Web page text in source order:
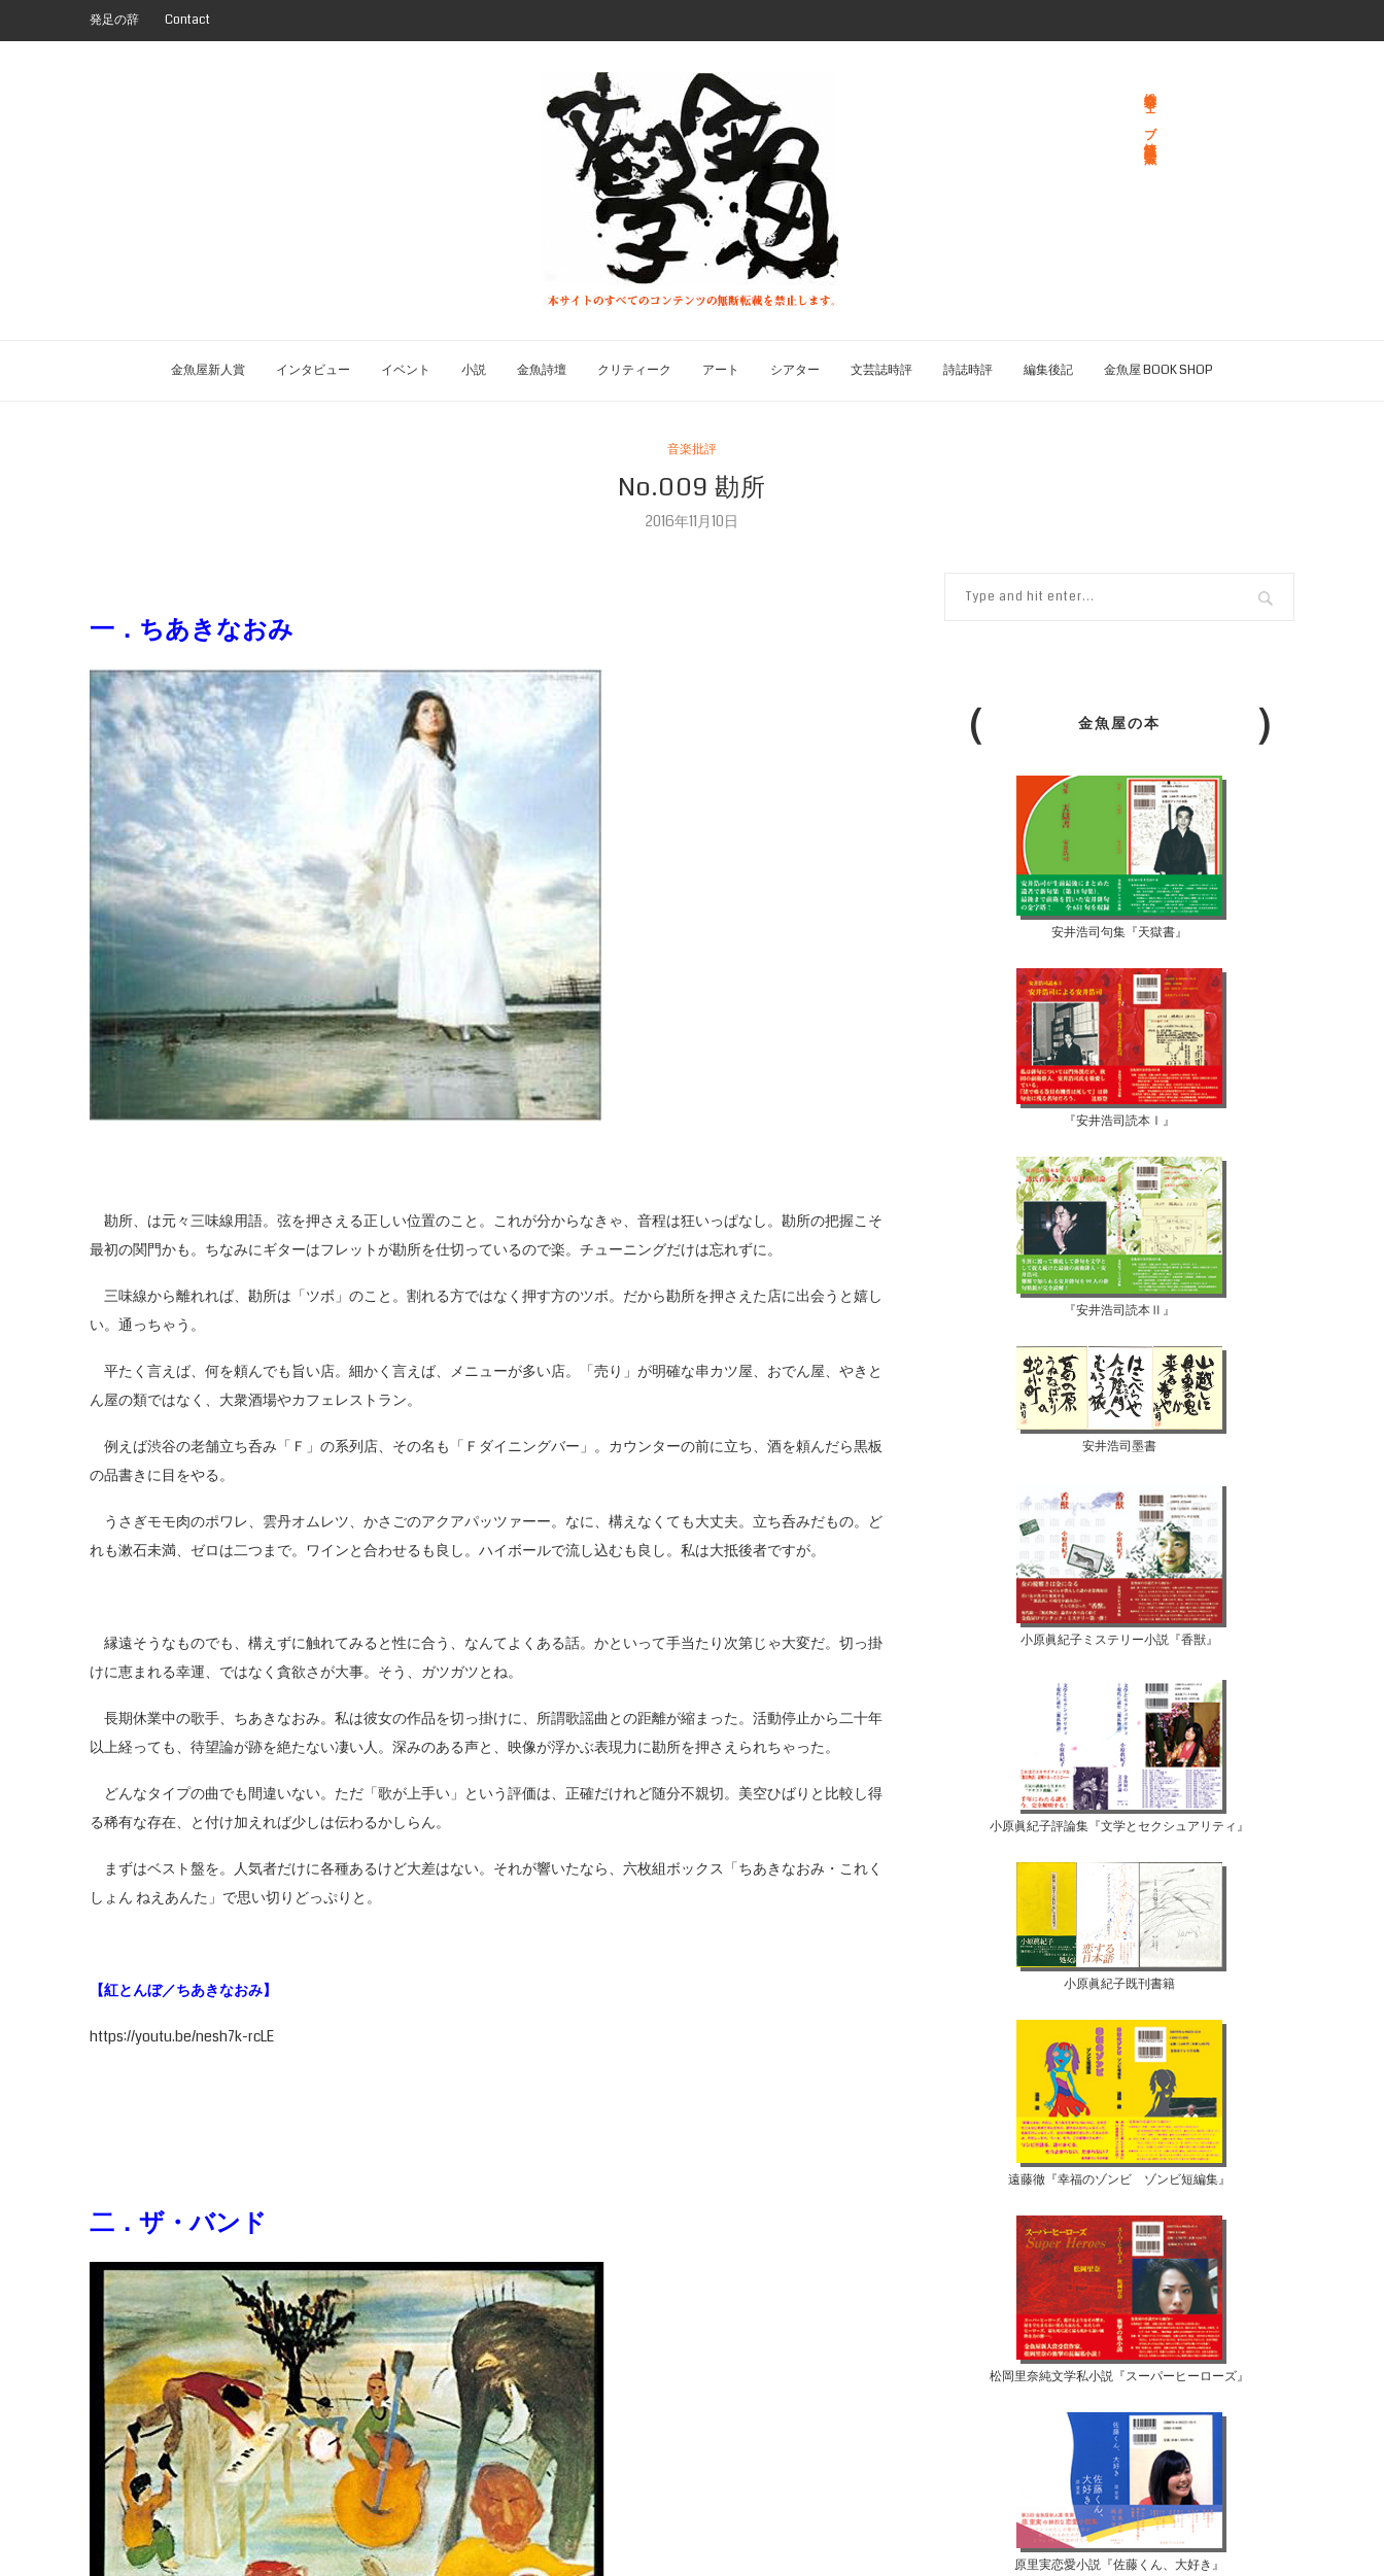
発足の辞 Contact
総合文学ウェブ情報誌 文学金魚
金魚屋新人賞 インタビュー イベント 小説 金魚詩壇 クリティーク アート シアター 文芸誌時評 詩誌時評 編集後記 金魚屋 BOOK SHOP
音楽批評
No.009 勘所
2016年11月10日
一．ちあきなおみ
勘所、は元々三味線用語。弦を押さえる正しい位置のこと。これが分からなきゃ、音程は狂いっぱなし。勘所の把握こそ
最初の関門かも。ちなみにギターはフレットが勘所を仕切っているので楽。チューニングだけは忘れずに。
三味線から離れれば、勘所は「ツボ」のこと。割れる方ではなく押す方のツボ。だから勘所を押さえた店に出会うと嬉し
い。通っちゃう。
平たく言えば、何を頼んでも旨い店。細かく言えば、メニューが多い店。「売り」が明確な串カツ屋、おでん屋、やきと
ん屋の類ではなく、大衆酒場やカフェレストラン。
例えば渋谷の老舗立ち呑み「Ｆ」の系列店、その名も「Ｆダイニングバー」。カウンターの前に立ち、酒を頼んだら黒板
の品書きに目をやる。
うさぎモモ肉のポワレ、雲丹オムレツ、かさごのアクアパッツァーー。なに、構えなくても大丈夫。立ち呑みだもの。ど
れも漱石未満、ゼロは二つまで。ワインと合わせるも良し。ハイボールで流し込むも良し。私は大抵後者ですが。
縁遠そうなものでも、構えずに触れてみると性に合う、なんてよくある話。かといって手当たり次第じゃ大変だ。切っ掛
けに恵まれる幸運、ではなく貪欲さが大事。そう、ガツガツとね。
長期休業中の歌手、ちあきなおみ。私は彼女の作品を切っ掛けに、所謂歌謡曲との距離が縮まった。活動停止から二十年
以上経っても、待望論が跡を絶たない凄い人。深みのある声と、映像が浮かぶ表現力に勘所を押さえられちゃった。
どんなタイプの曲でも間違いない。ただ「歌が上手い」という評価は、正確だけれど随分不親切。美空ひばりと比較し得
る稀有な存在、と付け加えれば少しは伝わるかしらん。
まずはベスト盤を。人気者だけに各種あるけど大差はない。それが響いたなら、六枚組ボックス「ちあきなおみ・これく
しょん ねえあんた」で思い切りどっぷりと。
【紅とんぼ／ちあきなおみ】
https://youtu.be/nesh7k-rcLE
二．ザ・バンド
金魚屋の本
安井浩司句集『天獄書』
『安井浩司読本Ⅰ』
『安井浩司読本Ⅱ』
安井浩司墨書
小原眞紀子ミステリー小説『香獣』
小原眞紀子評論集『文学とセクシュアリティ』
小原眞紀子既刊書籍
遠藤徹『幸福のゾンビ ゾンビ短編集』
松岡里奈純文学私小説『スーパーヒーローズ』
原里実恋愛小説『佐藤くん、大好き』